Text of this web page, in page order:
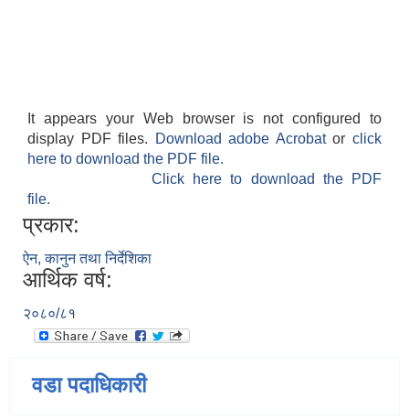
It appears your Web browser is not configured to
display PDF files.
Download adobe Acrobatorclick
here to download the PDF file.
Click here to download the PDF
file.
प्रकार:
ऐन, कानुन तथा निर्देशिका
आर्थिक वर्ष:
२०८०/८१
वडा पदाधिकारी